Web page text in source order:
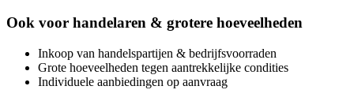
Ook voor handelaren & grotere hoeveelheden
Inkoop van handelspartijen & bedrijfsvoorraden
Grote hoeveelheden tegen aantrekkelijke condities
Individuele aanbiedingen op aanvraag